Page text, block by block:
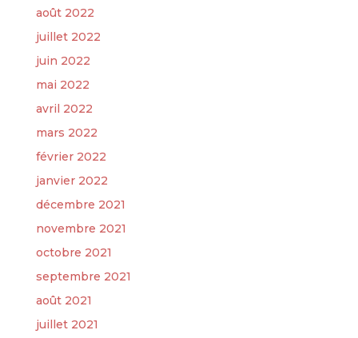
août 2022
juillet 2022
juin 2022
mai 2022
avril 2022
mars 2022
février 2022
janvier 2022
décembre 2021
novembre 2021
octobre 2021
septembre 2021
août 2021
juillet 2021